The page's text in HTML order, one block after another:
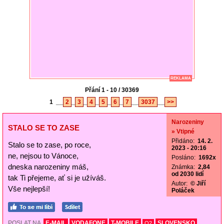
REKLAMA
Přání 1 - 10 / 30369
1
2 3 4 5 6 7 3037 >>
STALO SE TO ZASE
Stalo se to zase, po roce,
ne, nejsou to Vánoce,
dneska narozeniny máš,
tak Ti přejeme, ať si je užíváš.
Vše nejlepší!
Narozeniny
» Vtipné
Přidáno: 14. 2.
2023 - 20:16
Posláno: 1692x
Známka: 2,84
od 2030 lidí
Autor: © Jiří
Poláček